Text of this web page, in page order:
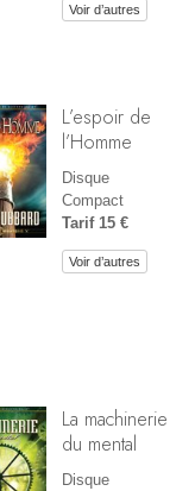
Voir d’autres
L’espoir de
l’Homme
Disque
Compact
Tarif 15 €
Voir d’autres
La machinerie
du mental
Disque